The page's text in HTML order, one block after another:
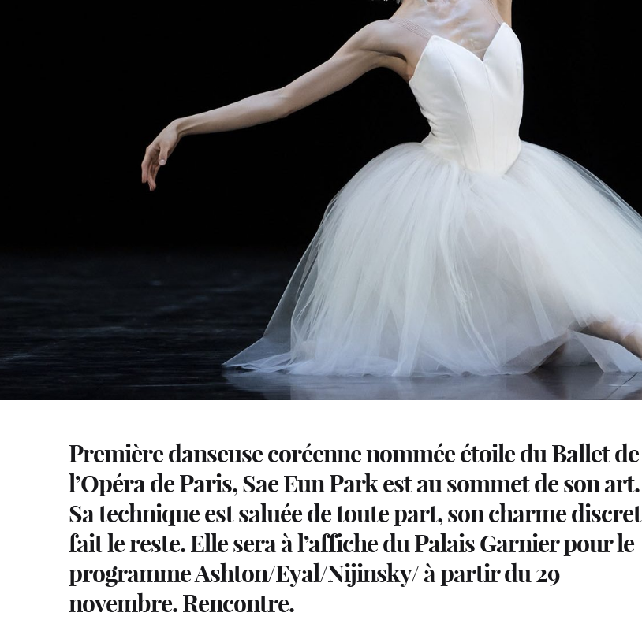
Première danseuse coréenne nommée étoile du Ballet de
l’Opéra de Paris, Sae Eun Park est au sommet de son art.
Sa technique est saluée de toute part, son charme discret
fait le reste. Elle sera à l’affiche du Palais Garnier pour le
programme Ashton/Eyal/Nijinsky/ à partir du 29
novembre. Rencontre.